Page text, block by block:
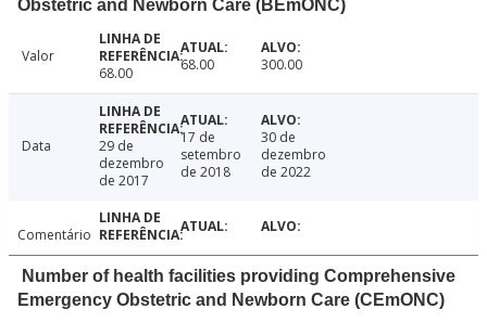
Obstetric and Newborn Care (BEmONC)
Valor
68.00
68.00 300.00
Data
29 de
dezembro
de 2017
17 de
setembro
de 2018
30 de
dezembro
de 2022
Comentário
Number of health facilities providing Comprehensive
Emergency Obstetric and Newborn Care (CEmONC)